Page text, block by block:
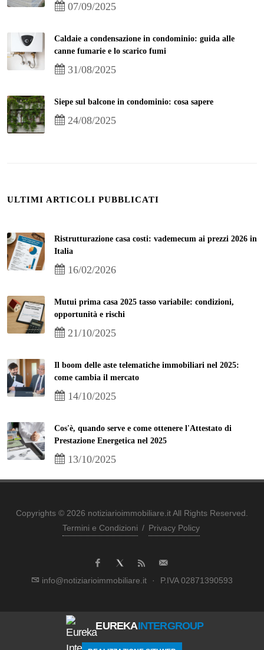
07/09/2025
Caldaie a condensazione in condominio: guida alle
canne fumarie e lo scarico fumi
31/08/2025
Siepe sul balcone in condominio: cosa sapere
24/08/2025
ULTIMI ARTICOLI PUBBLICATI
Ristrutturazione casa costi: vademecum ai prezzi 2026 in
Italia
16/02/2026
Mutui prima casa 2025 tasso variabile: condizioni,
opportunità e rischi
21/10/2025
Il boom delle aste telematiche immobiliari nel 2025:
come cambia il mercato
14/10/2025
Cos'è, quando serve e come ottenere l'Attestato di
Prestazione Energetica nel 2025
13/10/2025
Copyrights © 2026 notiziarioimmobiliare.it All Rights Reserved.
Termini e Condizioni / Privacy Policy
info@notiziarioimmobiliare.it · P.IVA 02871390593
EUREKAINTERGROUP